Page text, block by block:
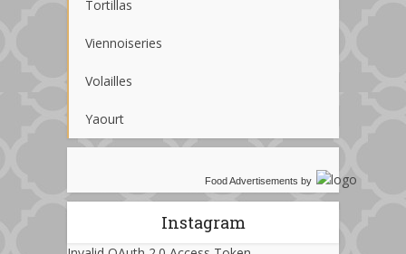
Tortillas
Viennoiseries
Volailles
Yaourt
Food Advertisements by
Instagram